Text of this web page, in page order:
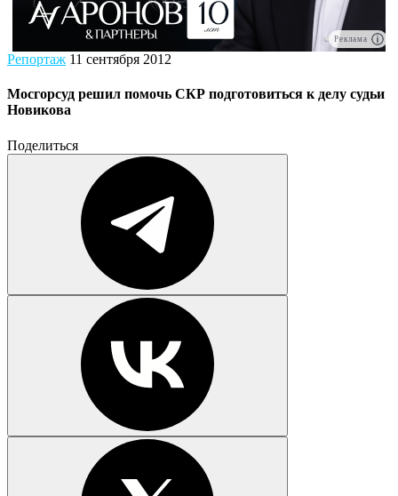
Реклама
Репортаж 11 сентября 2012
Мосгорсуд решил помочь СКР подготовиться к делу судьи
Новикова
Поделиться